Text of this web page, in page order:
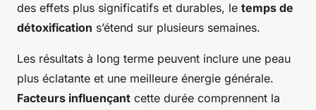
des effets plus significatifs et durables, le temps de
détoxification s’étend sur plusieurs semaines.
Les résultats à long terme peuvent inclure une peau
plus éclatante et une meilleure énergie générale.
Facteurs influençant cette durée comprennent la